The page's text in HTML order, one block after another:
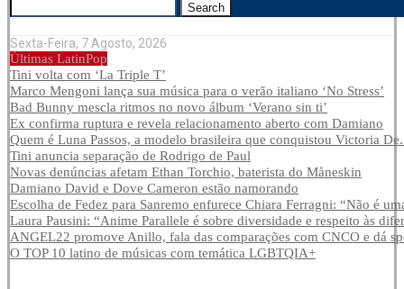
Search
Sexta-Feira, 7 Agosto, 2026
Últimas LatinPop
Tini volta com ‘La Triple T’
Marco Mengoni lança sua música para o verão italiano ‘No Stress’
Bad Bunny mescla ritmos no novo álbum ‘Verano sin ti’
Ex confirma ruptura e revela relacionamento aberto com Damiano
Quem é Luna Passos, a modelo brasileira que conquistou Victoria
Tini anuncia separação de Rodrigo de Paul
Novas denúncias afetam Ethan Torchio, baterista do Måneskin
Damiano David e Dove Cameron estão namorando
Escolha de Fedez para Sanremo enfurece Chiara Ferragni: “Não é
Laura Pausini: “Anime Parallele é sobre diversidade e respeito às
ANGEL22 promove Anillo, fala das comparações com CNCO e dá
O TOP 10 latino de músicas com temática LGBTQIA+